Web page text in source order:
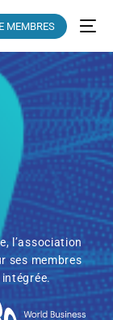
MEMBRES
l’association
ses membres
intégrée.